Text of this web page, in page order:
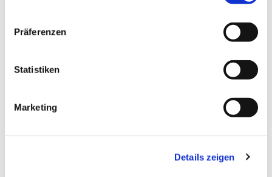
Präferenzen
Statistiken
Marketing
Details zeigen